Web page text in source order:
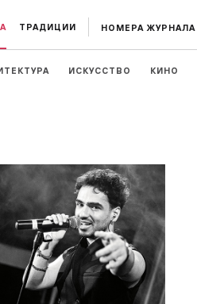
ТРАДИЦИИ НОМЕРА ЖУРНАЛА
ИСКУССТВО КИНО